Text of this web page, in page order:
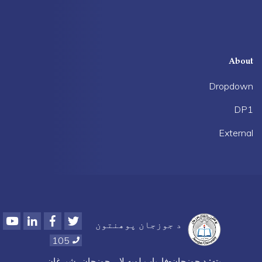
About
Dropdown
DP1
External
د جوزجان پوهنتون YoutubeLinkedInFacebook
105